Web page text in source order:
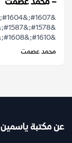
– محمد عصمت
&#1607;&#1604;
&#1610;&#1608;&#1605;&...
محمد عصمت
عن مكتبة ياسمين